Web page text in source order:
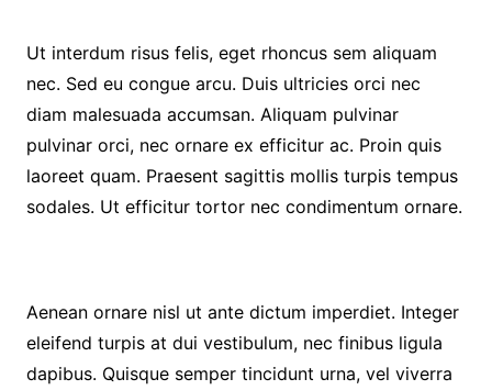
Ut interdum risus felis, eget rhoncus sem aliquam
nec. Sed eu congue arcu. Duis ultricies orci nec
diam malesuada accumsan. Aliquam pulvinar
pulvinar orci, nec ornare ex efficitur ac. Proin quis
laoreet quam. Praesent sagittis mollis turpis tempus
sodales. Ut efficitur tortor nec condimentum ornare.
Aenean ornare nisl ut ante dictum imperdiet. Integer
eleifend turpis at dui vestibulum, nec finibus ligula
dapibus. Quisque semper tincidunt urna, vel viverra